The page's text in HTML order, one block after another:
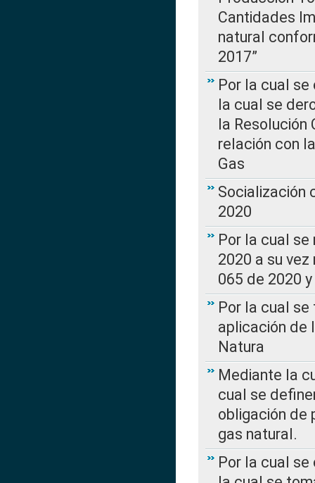
Cantidades
natural
2017”
Por la cual
la cual se
la Resolución
relación con
Gas
Socialización
2020
Por la cual se
2020 a su
065 de 2020
Por la cual
aplicación de
Natura
Mediante la
cual se
obligación de
gas natural.
Por la cual se